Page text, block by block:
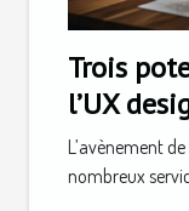
Trois
l’UX
après la
L’avènement
nombreux